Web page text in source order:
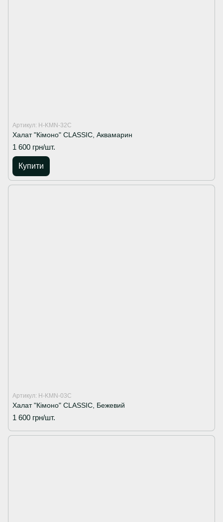
Артикул: H-KMN-32C
Халат "Кімоно" CLASSIC, Аквамарин
1 600 грн/шт.
Купити
Артикул: H-KMN-03C
Халат "Кімоно" CLASSIC, Бежевий
1 600 грн/шт.